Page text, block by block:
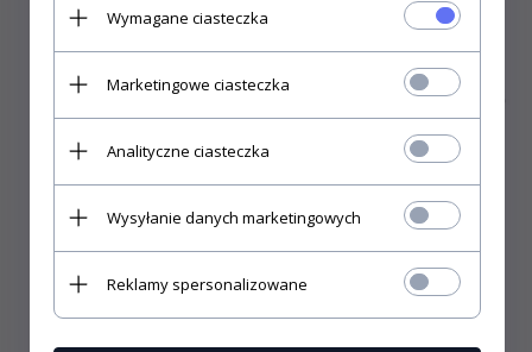
Koszulki Liquid Blue produkowane są w
amerykańskiej
rozmiarówcedlatego sąwiększeniż typowo europejskie. Jeśli
Wymagane ciasteczka
Marketingowe ciasteczka
Analityczne ciasteczka
Wysyłanie danych marketingowych
Reklamy spersonalizowane